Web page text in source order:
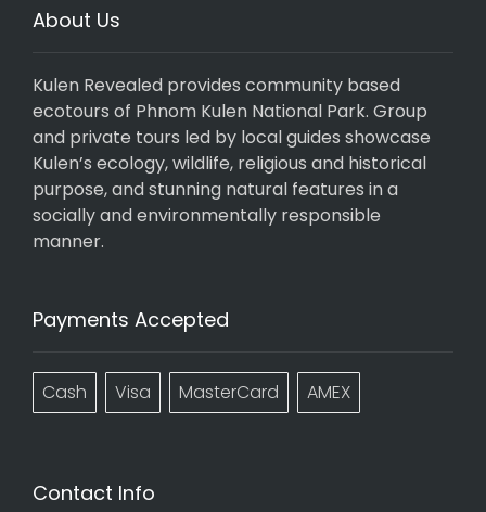
About Us
Kulen Revealed provides community based
ecotours of Phnom Kulen National Park. Group
and private tours led by local guides showcase
Kulen’s ecology, wildlife, religious and historical
purpose, and stunning natural features in a
socially and environmentally responsible
manner.
Payments Accepted
Cash Visa MasterCard AMEX
Contact Info